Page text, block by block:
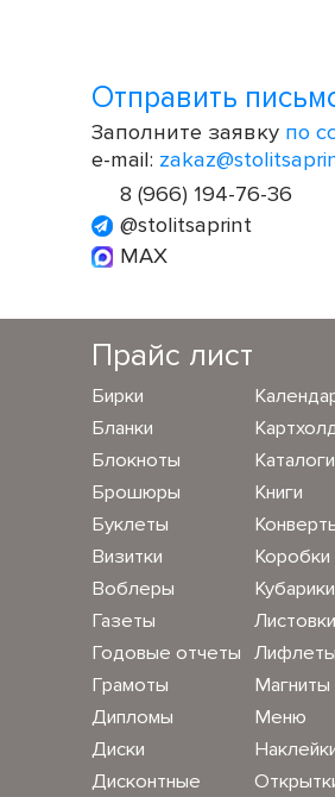
Отправить
Заполните заявку по
e-mail:
8 (966) 194-76-36
@stolitsaprint
MAX
Прайс лист
Бирки
Бланки
Блокноты
Брошюры
Буклеты
Визитки
Воблеры
Газеты
Годовые отчеты
Грамоты
Дипломы
Диски
Дисконтные
Каталоги
Книги
Коробки
Кубарики
Листовки
Лифлеты
Магниты
Меню